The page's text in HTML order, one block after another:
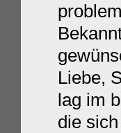
Liebe,
lag im
die